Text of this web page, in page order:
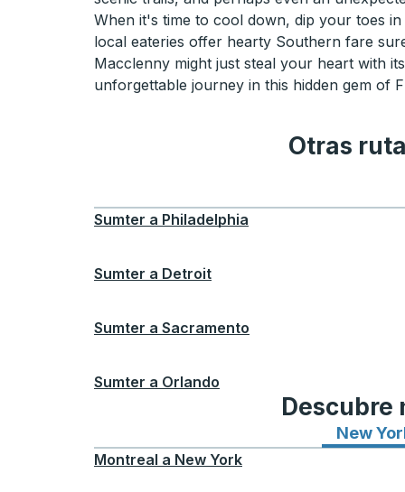
When it's time to cool down, dip your toes
local eateries offer hearty Southern fare
Macclenny might just steal your heart with
unforgettable journey in this hidden gem of
Otras
Sumter a Philadelphia
Sumter a Detroit
Sumter a Sacramento
Sumter a Orlando
Descubre
New
Montreal a New York